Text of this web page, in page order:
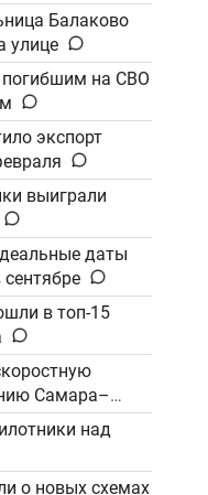
Балаково
улице
погибшим на СВО
экспорт
выиграли
даты
в топ-15
Самара–
над
о новых схемах